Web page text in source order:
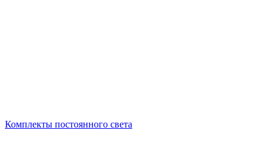
Комплекты постоянного света